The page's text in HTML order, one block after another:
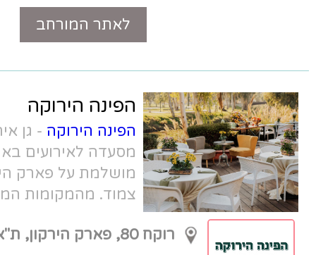
טלפון
הפינה הירוקה
הפינה הירוקה- גן אירועים בוטיק +
מסעדה לאירועים באווירה כפרית
מושלמת על פארק הירקון, עם חניון
צמוד. מהמקומות המיוחדים והיפים
בארץ.